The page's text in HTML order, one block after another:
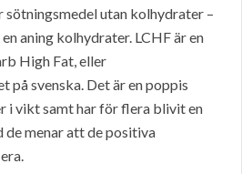
sötningsmedel utan kolhydrater –
aning kolhydrater. LCHF är en
High Fat, eller
på svenska. Det är en poppis
i vikt samt har för flera blivit en
menar att de positiva